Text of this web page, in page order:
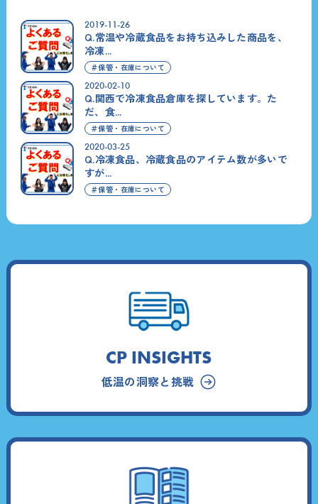
＃保管・在庫について
2019-11-26
Q.常温や冷蔵食品をお持ち込みした商品を、
冷凍...
＃保管・在庫について
2020-02-10
Q.関西で冷凍食品倉庫を探しています。た
だ、食...
＃保管・在庫について
2020-03-25
Q.冷凍食品、冷蔵食品のアイテム数が多いで
すが...
CP INSIGHTS
低温の洞察と挑戦